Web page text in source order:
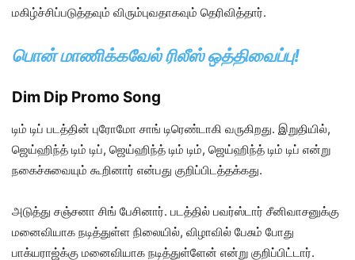
மகிழ்ச்சிப்படுத்தவும் விரும்புவதாகவும் தெரிவித்தார்.
பொன் மாணிக்கவேல் ரிலீஸ் ஒத்திவைப்பு!
Dim Dip Promo Song
டிம் டிப் படத்தின் புரோமோ சாங் டிரெண்டாகி வருகிறது. இறுதியில்,
ஜெய்ஹிந்த் டிம் டிப், ஜெய்ஹிந்த் டிம் டிம், ஜெய்ஹிந்த் டிம் டிப் என்று
நகைச்சுவையும் கூறினார் என்பது குறிப்பிடத்தக்கது.
அடுத்து சஞ்சனா சிங் பேசினார். படத்தில் பவர்ஸ்டார் சீனிவாசனுக்கு
மனைவியாக நடித்துள்ள நிலையில், விழாவில் பேசும் போது
பாக்யராஜ்க்கு மனைவியாக நடித்துள்ளேன் என்று குறிப்பிட்டார்.